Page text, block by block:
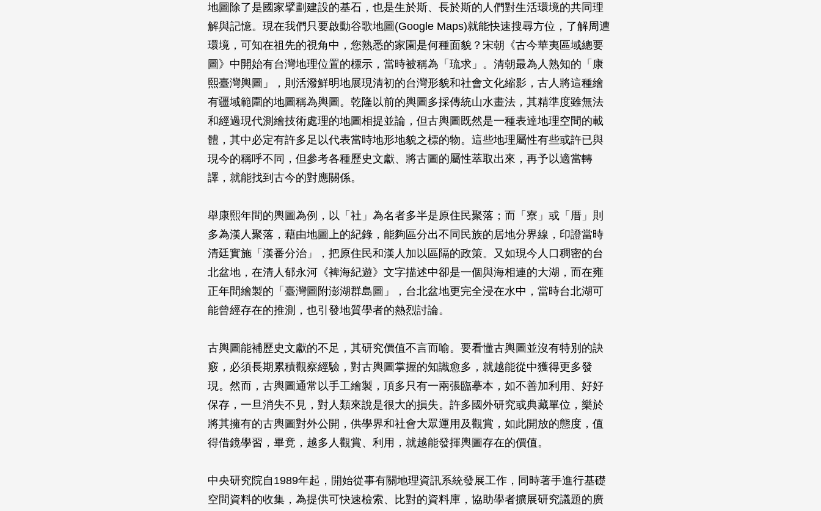
地圖除了是國家擘劃建設的基石，也是生於斯、長於斯的人們對生活環境的共同理
解與記憶。現在我們只要啟動谷歌地圖(Google Maps)就能快速搜尋方位，了解周遭
環境，可知在祖先的視角中，您熟悉的家園是何種面貌？宋朝《古今華夷區域總要
圖》中開始有台灣地理位置的標示，當時被稱為「琉求」。清朝最為人熟知的「康
熙臺灣輿圖」，則活潑鮮明地展現清初的台灣形貌和社會文化縮影，古人將這種繪
有疆域範圍的地圖稱為輿圖。乾隆以前的輿圖多採傳統山水畫法，其精準度雖無法
和經過現代測繪技術處理的地圖相提並論，但古輿圖既然是一種表達地理空間的載
體，其中必定有許多足以代表當時地形地貌之標的物。這些地理屬性有些或許已與
現今的稱呼不同，但參考各種歷史文獻、將古圖的屬性萃取出來，再予以適當轉
譯，就能找到古今的對應關係。
舉康熙年間的輿圖為例，以「社」為名者多半是原住民聚落；而「寮」或「厝」則
多為漢人聚落，藉由地圖上的紀錄，能夠區分出不同民族的居地分界線，印證當時
清廷實施「漢番分治」，把原住民和漢人加以區隔的政策。又如現今人口稠密的台
北盆地，在清人郁永河《裨海紀遊》文字描述中卻是一個與海相連的大湖，而在雍
正年間繪製的「臺灣圖附澎湖群島圖」，台北盆地更完全浸在水中，當時台北湖可
能曾經存在的推測，也引發地質學者的熱烈討論。
古輿圖能補歷史文獻的不足，其研究價值不言而喻。要看懂古輿圖並沒有特別的訣
竅，必須長期累積觀察經驗，對古輿圖掌握的知識愈多，就越能從中獲得更多發
現。然而，古輿圖通常以手工繪製，頂多只有一兩張臨摹本，如不善加利用、好好
保存，一旦消失不見，對人類來說是很大的損失。許多國外研究或典藏單位，樂於
將其擁有的古輿圖對外公開，供學界和社會大眾運用及觀賞，如此開放的態度，值
得借鏡學習，畢竟，越多人觀賞、利用，就越能發揮輿圖存在的價值。
中央研究院自1989年起，開始從事有關地理資訊系統發展工作，同時著手進行基礎
空間資料的收集，為提供可快速檢索、比對的資料庫，協助學者擴展研究議題的廣